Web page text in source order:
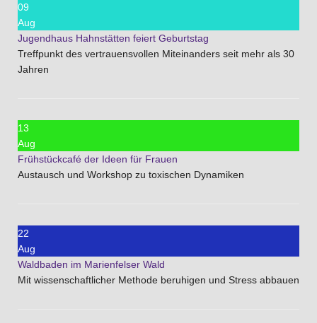
09
Aug
Jugendhaus Hahnstätten feiert Geburtstag
Treffpunkt des vertrauensvollen Miteinanders seit mehr als 30
Jahren
13
Aug
Frühstückcafé der Ideen für Frauen
Austausch und Workshop zu toxischen Dynamiken
22
Aug
Waldbaden im Marienfelser Wald
Mit wissenschaftlicher Methode beruhigen und Stress abbauen